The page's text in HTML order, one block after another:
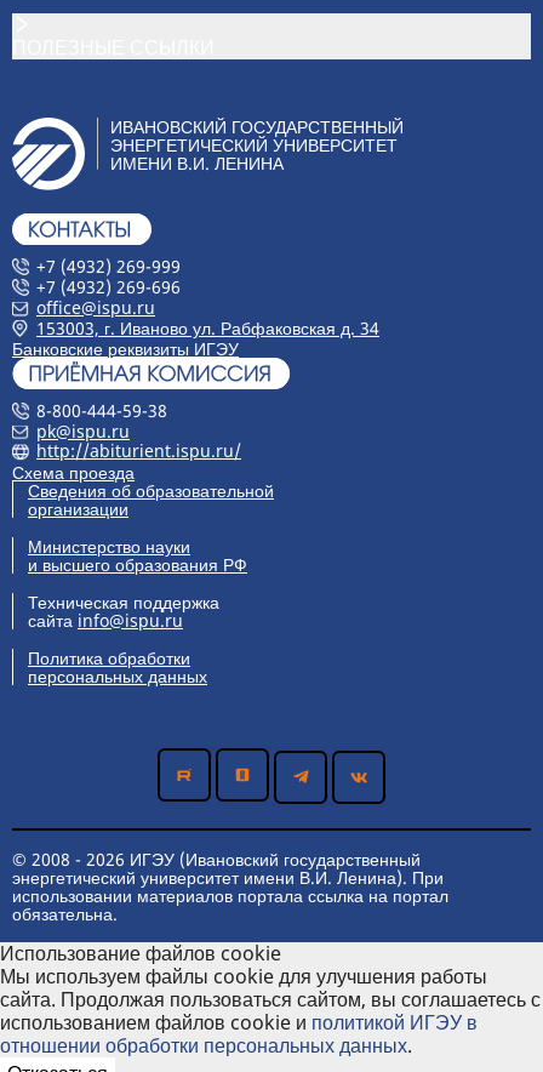
ИВАНОВСКИЙ ГОСУДАРСТВЕННЫЙ
ЭНЕРГЕТИЧЕСКИЙ УНИВЕРСИТЕТ
ИМЕНИ В.И. ЛЕНИНА
+7 (4932) 269-999
+7 (4932) 269-696
office@ispu.ru
153003, г. Иваново ул. Рабфаковская д. 34
Банковские реквизиты ИГЭУ
8-800-444-59-38
pk@ispu.ru
http://abiturient.ispu.ru/
Схема проезда
Сведения об образовательной
организации
Министерство науки
и высшего образования РФ
Техническая поддержка
сайта info@ispu.ru
Политика обработки
персональных данных
© 2008 - 2026 ИГЭУ (Ивановский государственный
энергетический университет имени В.И. Ленина). При
использовании материалов портала ссылка на портал
обязательна.
Использование файлов cookie
Мы используем файлы cookie для улучшения работы
сайта. Продолжая пользоваться сайтом, вы соглашаетесь с
использованием файлов cookie и политикой ИГЭУ в
отношении обработки персональных данных.